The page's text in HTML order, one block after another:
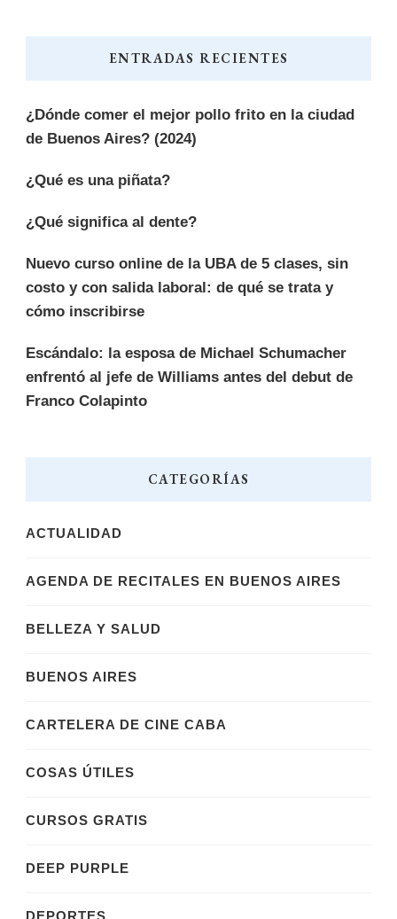
ENTRADAS RECIENTES
¿Dónde comer el mejor pollo frito en la ciudad
de Buenos Aires? (2024)
¿Qué es una piñata?
¿Qué significa al dente?
Nuevo curso online de la UBA de 5 clases, sin
costo y con salida laboral: de qué se trata y
cómo inscribirse
Escándalo: la esposa de Michael Schumacher
enfrentó al jefe de Williams antes del debut de
Franco Colapinto
CATEGORÍAS
ACTUALIDAD
AGENDA DE RECITALES EN BUENOS AIRES
BELLEZA Y SALUD
BUENOS AIRES
CARTELERA DE CINE CABA
COSAS ÚTILES
CURSOS GRATIS
DEEP PURPLE
DEPORTES